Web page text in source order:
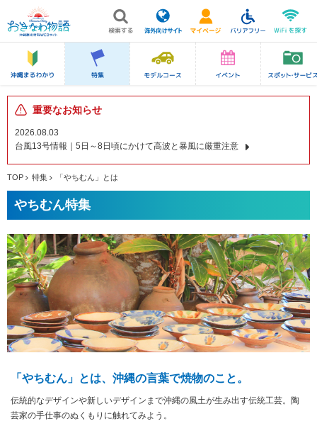
重要なお知らせ
2026.08.03
台風13号情報｜5日～8日頃にかけて高波と暴風に厳重注意
TOP 特集 「やちむん」とは
やちむん特集
「やちむん」とは、沖縄の言葉で焼物のこと。
伝統的なデザインや新しいデザインまで沖縄の風土が生み出す伝統工芸。陶
芸家の手仕事のぬくもりに触れてみよう。